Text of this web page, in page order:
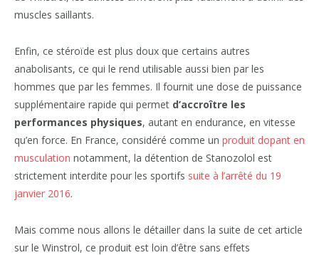
muscles saillants.
Enfin, ce stéroïde est plus doux que certains autres
anabolisants, ce qui le rend utilisable aussi bien par les
hommes que par les femmes. Il fournit une dose de puissance
supplémentaire rapide qui permet d’accroître les
performances physiques, autant en endurance, en vitesse
qu’en force. En France, considéré comme un produit dopant en
musculation notamment, la détention de Stanozolol est
strictement interdite pour les sportifs suite à l’arrêté du 19
janvier 2016.
Mais comme nous allons le détailler dans la suite de cet article
sur le Winstrol, ce produit est loin d’être sans effets